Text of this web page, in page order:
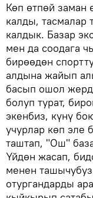
Көп өтпөй
калды, тасмалар
калдык. Базар
мен да соодага
бирөөдөн
алдына жайып
басып ошол
болуп турат,
экенбиз, күнү
учурлар көп эле
таштап, "Ош"
Үйдөн жасап,
менен
отургандарды